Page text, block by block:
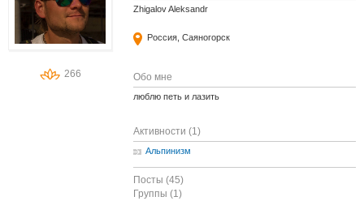
266
Zhigalov Aleksandr
Россия, Саяногорск
Обо мне
люблю петь и лазить
Активности (1)
Альпинизм
Посты (45)
Группы (1)